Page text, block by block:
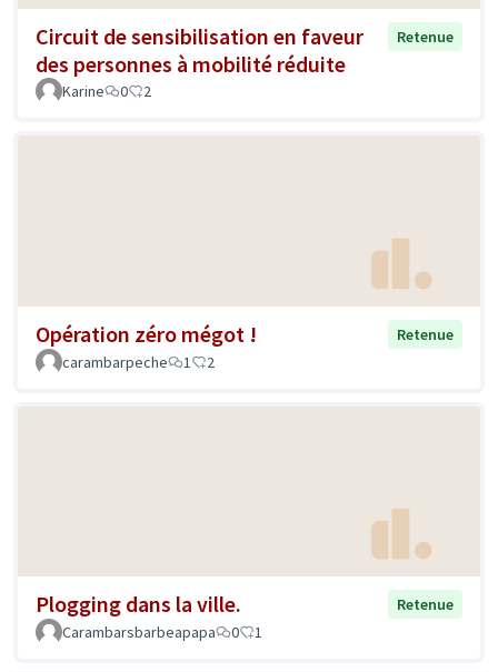
Circuit de sensibilisation en faveur
des personnes à mobilité réduite
Retenue
Karine 0 2
Opération zéro mégot !
Retenue
carambarpeche
1 2
Plogging dans la ville.
Retenue
Carambarsbarbeapapa
0 1